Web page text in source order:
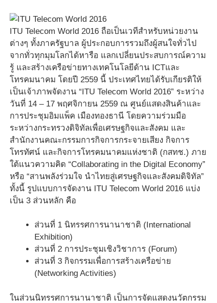
ITU Telecom World 2016 ถือเป็นเวทีสำหรับหน่วยงาน
ต่างๆ ทั้งภาครัฐบาล ผู้ประกอบการรวมถึงผู้สนใจทั่วไป
จากทั่วทุกมุมโลกได้หารือ แลกเปลี่ยนประสบการณ์ความ
รู้ และสร้างเครือข่ายทางเทคโนโลยีด้าน ICTและ
โทรคมนาคม โดยปี 2559 นี้ ประเทศไทยได้รับเกียรติให้
เป็นเจ้าภาพจัดงาน “ITU Telecom World 2016” ระหว่าง
วันที่ 14 – 17 พฤศจิกายน 2559 ณ ศูนย์แสดงสินค้าและ
การประชุมอิมแพ็ค เมืองทองธานี โดยความร่วมมือ
ระหว่างกระทรวงดิจิทัลเพื่อเศรษฐกิจและสังคม และ
สำนักงานคณะกรรมการกิจการกระจายเสียง กิจการ
โทรทัศน์ และกิจการโทรคมนาคมแห่งชาติ (กสทช.) ภาย
ใต้แนวความคิด “Collaborating in the Digital Economy”
หรือ “สานพลังร่วมใจ นำไทยสู่เศรษฐกิจและสังคมดิจิทัล”
ทั้งนี้ รูปแบบการจัดงาน ITU Telecom World 2016 แบ่ง
เป็น 3 ส่วนหลัก คือ
ส่วนที่ 1 นิทรรศการนานาชาติ (International
Exhibition)
ส่วนที่ 2 การประชุมเชิงวิชาการ (Forum)
ส่วนที่ 3 กิจกรรมเพื่อการสร้างเครือข่าย
(Networking Activities)
ในส่วนนิทรรศการนานาชาติ เป็นการจัดแสดงนวัตกรรม